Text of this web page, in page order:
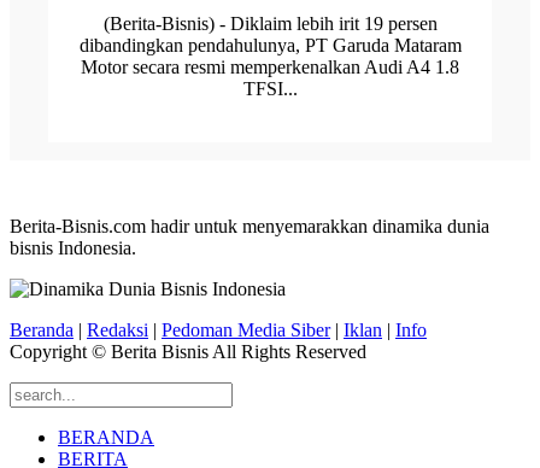
(Berita-Bisnis) - Diklaim lebih irit 19 persen
dibandingkan pendahulunya, PT Garuda Mataram
Motor secara resmi memperkenalkan Audi A4 1.8
TFSI...
Berita-Bisnis.com hadir untuk menyemarakkan dinamika dunia
bisnis Indonesia.
Beranda | Redaksi | Pedoman Media Siber| Iklan | Info
Copyright © Berita Bisnis All Rights Reserved
BERANDA
BERITA